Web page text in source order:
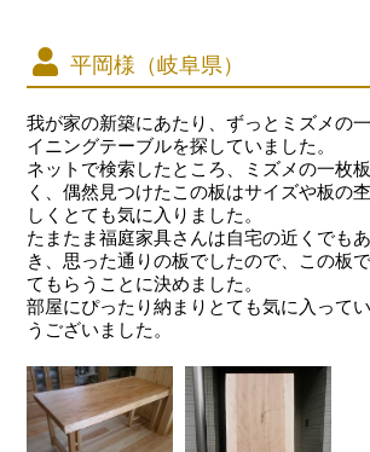
平岡様（岐阜県）
我が家の新築にあたり、ずっとミズメの
イニングテーブルを探していました。
ネットで検索したところ、ミズメの一枚
く、偶然見つけたこの板はサイズや板の
しくとても気に入りました。
たまたま福庭家具さんは自宅の近くでも
き、思った通りの板でしたので、この板
てもらうことに決めました。
部屋にぴったり納まりとても気に入って
うございました。